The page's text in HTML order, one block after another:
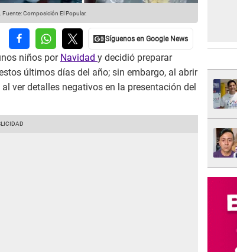
Fuente: Composición El Popular.
niños por Navidad y decidió preparar
últimos días del año; sin embargo, al abrir
ver detalles negativos en la presentación del